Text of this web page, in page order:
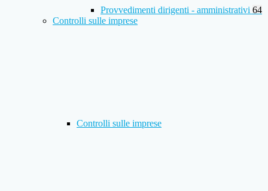
Provvedimenti dirigenti - amministrativi 64
Controlli sulle imprese
Controlli sulle imprese